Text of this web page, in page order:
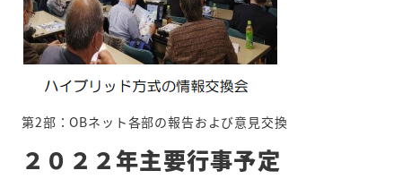
第2部：OBネット各部の報告および意見交換
２０２２年主要行事予定